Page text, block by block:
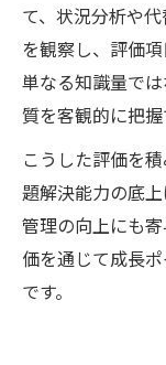
て、状況分析や
を観察し、評価
単なる知識量で
質を客観的に把握
こうした評価を
題解決能力の底
管理の向上にも
価を通じて成長
です。